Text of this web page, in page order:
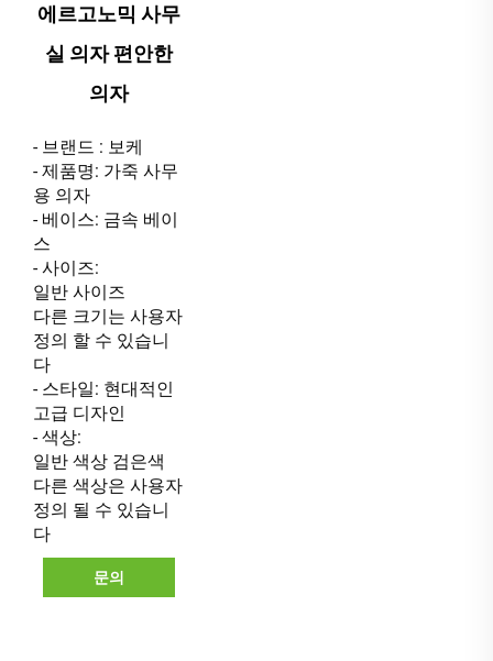
에르고노믹 사무
실 의자 편안한
의자
- 브랜드 : 보케
- 제품명: 가죽 사무
용 의자
- 베이스: 금속 베이
스
- 사이즈:
일반 사이즈
다른 크기는 사용자
정의 할 수 있습니
다
- 스타일: 현대적인
고급 디자인
- 색상:
일반 색상 검은색
다른 색상은 사용자
정의 될 수 있습니
다
문의